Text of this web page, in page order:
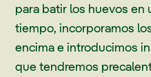
para batir los huevos
tiempo, incorporamos
encima e introducimos
que tendremos